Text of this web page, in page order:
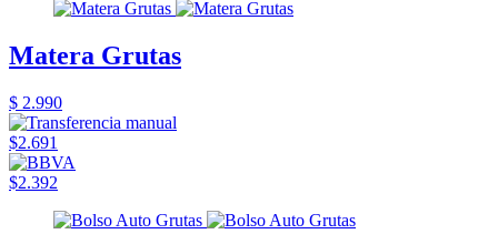
Matera Grutas
$ 2.990
$2.691
$2.392